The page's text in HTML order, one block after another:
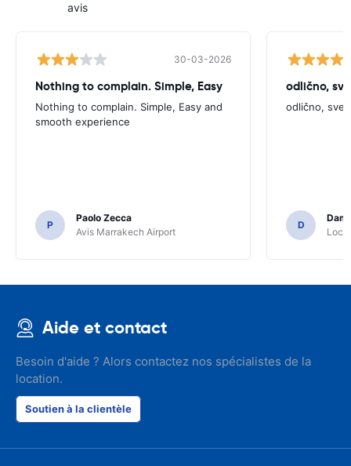
avis
30-03-2026
Nothing to complain. Simple, Easy
Nothing to complain. Simple, Easy and
smooth experience
P
Paolo Zecca
Avis Marrakech Airport
odlično,
odlično, sve
D
Aide et contact
Besoin d'aide ? Alors contactez nos spécialistes de la
location.
Soutien à la clientèle